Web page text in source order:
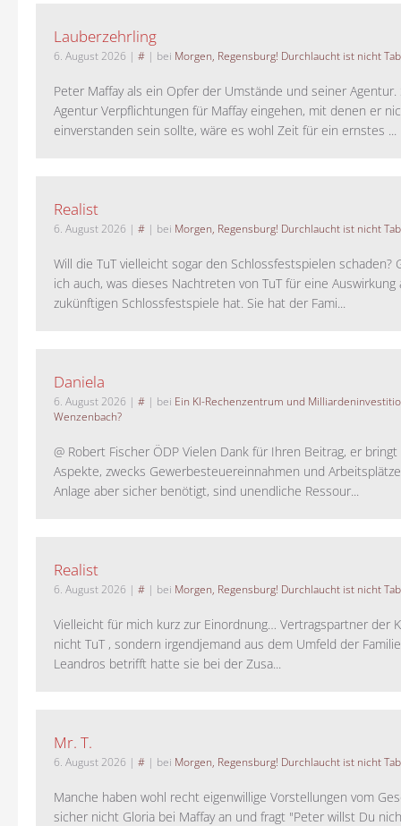
Lauberzehrling
6. August 2026 | # | bei Morgen, Regensburg! Durchlaucht ist nicht
Peter Maffay als ein Opfer der Umstände und seiner Agentur.
Agentur Verpflichtungen für Maffay eingehen, mit denen er
einverstanden sein sollte, wäre es wohl Zeit für ein ernstes ...
Realist
6. August 2026 | # | bei Morgen, Regensburg! Durchlaucht ist nicht
Will die TuT vielleicht sogar den Schlossfestspielen schaden?
ich auch, was dieses Nachtreten von TuT für eine Auswirkung
zukünftigen Schlossfestspiele hat. Sie hat der Fami...
Daniela
6. August 2026 | # | bei Ein KI-Rechenzentrum und
Wenzenbach?
@ Robert Fischer ÖDP Vielen Dank für Ihren Beitrag, er
Aspekte, zwecks Gewerbesteuereinnahmen und
Anlage aber sicher benötigt, sind unendliche Ressour...
Realist
6. August 2026 | # | bei Morgen, Regensburg! Durchlaucht ist nicht
Vielleicht für mich kurz zur Einordnung… Vertragspartner der
nicht TuT , sondern irgendjemand aus dem Umfeld der
Leandros betrifft hatte sie bei der Zusa...
Mr. T.
6. August 2026 | # | bei Morgen, Regensburg! Durchlaucht ist nicht
Manche haben wohl recht eigenwillige Vorstellungen vom
sicher nicht Gloria bei Maffay an und fragt "Peter willst Du